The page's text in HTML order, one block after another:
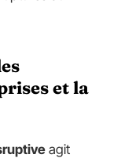
et la
agit